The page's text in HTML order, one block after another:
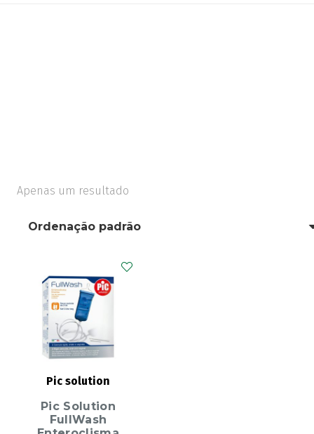
Apenas um resultado
Pic solution
Pic Solution
FullWash